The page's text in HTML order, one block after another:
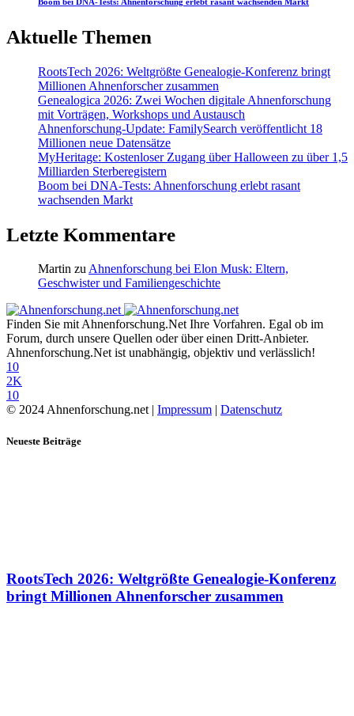
Aktuelle Themen
RootsTech 2026: Weltgrößte Genealogie-Konferenz bringt
Millionen Ahnenforscher zusammen
Genealogica 2026: Zwei Wochen digitale Ahnenforschung
mit Vorträgen, Workshops und Austausch
Ahnenforschung-Update: FamilySearch veröffentlicht 18
Millionen neue Datensätze
MyHeritage: Kostenloser Zugang über Halloween zu über 1,5
Milliarden Sterberegistern
Boom bei DNA-Tests: Ahnenforschung erlebt rasant
wachsenden Markt
Letzte Kommentare
Martin zuAhnenforschung bei Elon Musk: Eltern,
Geschwister und Familiengeschichte
Finden Sie mit Ahnenforschung.Net Ihre Vorfahren. Egal ob im
Forum, durch unsere Quellen oder über einen Dritt-Anbieter.
Ahnenforschung.Net ist unabhängig, objektiv und verlässlich!
10
2K
10
© 2024 Ahnenforschung.net | Impressum Datenschutz
Neueste Beiträge
RootsTech 2026: Weltgrößte Genealogie-Konferenz
bringt Millionen Ahnenforscher zusammen